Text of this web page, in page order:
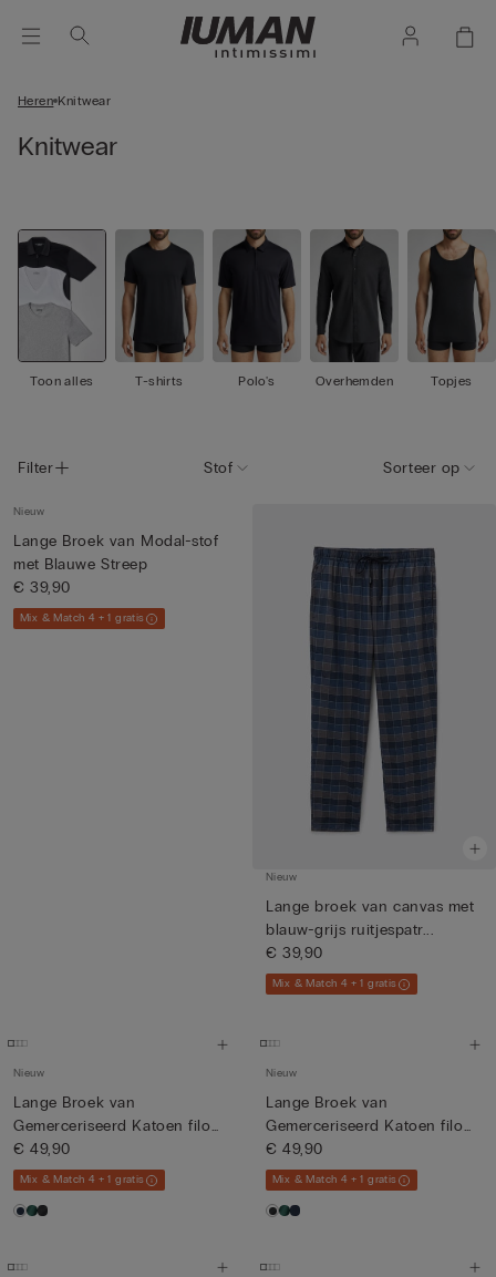
Heren Knitwear
Knitwear
Toon alles T-shirts Polo's Overhemden Topjes
Filter Stof Sorteer op
Nieuw
Lange Broek van Modal-stof
met Blauwe Streep
€ 39,90
Mix & Match 4 + 1 gratis
Nieuw
Lange broek van canvas met
blauw-grijs ruitjespatr...
€ 39,90
Mix & Match 4 + 1 gratis
Nieuw
Lange Broek van
Gemerceriseerd Katoen filo
Premium
€ 49,90
Mix & Match 4 + 1 gratis
Nieuw
Lange Broek van
Gemerceriseerd Katoen filo
Premium
€ 49,90
Mix & Match 4 + 1 gratis